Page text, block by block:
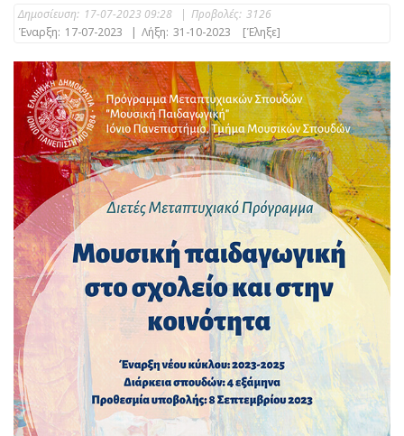
Δημοσίευση: 17-07-2023 09:28 | Προβολές: 3126
Έναρξη: 17-07-2023 | Λήξη: 31-10-2023 [Έληξε]